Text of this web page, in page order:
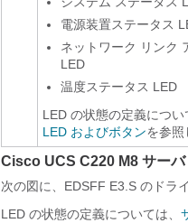
電源装置ステータス
ネットワーク リンク
LED
温度ステータス LED
LED の状態の定義につい
LED およびボタンを参照
Cisco UCS C220 M8 サー
次の図に、EDSFF E3.S のドラ
LED の状態の定義については、